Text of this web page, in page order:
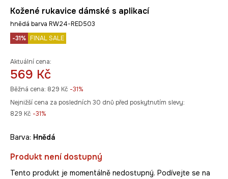
Kožené rukavice dámské s aplikací
hnědá barva RW24-RED503
-31% FINAL SALE
Aktuální cena:
569 Kč
Běžná cena: 829 Kč -31%
Nejnižší cena za posledních 30 dnů před poskytnutím slevy:
829 Kč -31%
Barva: hnědá
Produkt není dostupný
Tento produkt je momentálně nedostupný. Podívejte se na